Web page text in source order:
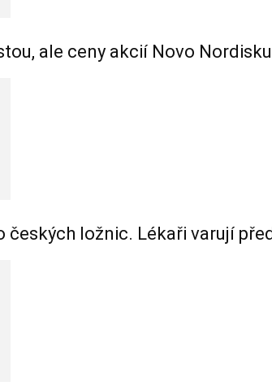
ale ceny akcií Novo
českých ložnic. Lékaři varují